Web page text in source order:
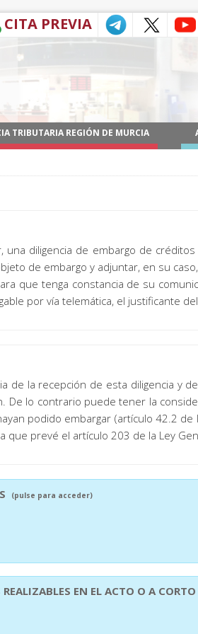
CITA PREVIA
TRIBUTARIA REGIÓN DE MURCIA
diligencia de embargo de
de embargo y adjuntar, en su
que tenga constancia de su
por vía telemática, el justificante
la recepción de esta diligencia y
lo contrario puede tener la
podido embargar (artículo 42.2 de
prevé el artículo 203 de la Ley
(pulse para acceder)
EN EL ACTO O A